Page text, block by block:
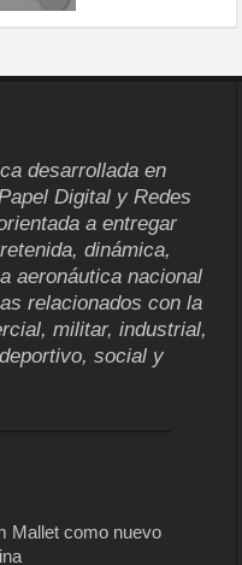
desarrollada en
Digital y Redes
a entregar
dinámica,
aeronáutica nacional
relacionados con la
militar, industrial,
social y
Mallet como nuevo